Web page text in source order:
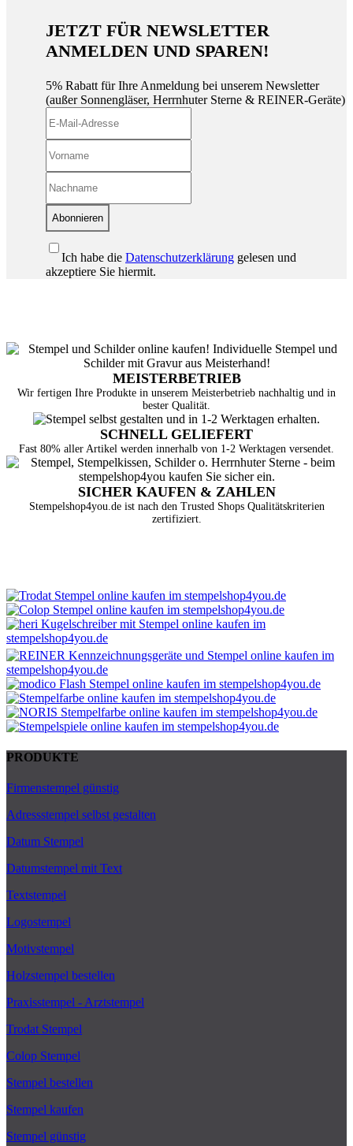
JETZT FÜR NEWSLETTER
ANMELDEN UND SPAREN!
5% Rabatt für Ihre Anmeldung bei unserem Newsletter
(außer Sonnengläser, Herrnhuter Sterne & REINER-Geräte)
Abonnieren
Ich habe die Datenschutzerklärung gelesen und
akzeptiere Sie hiermit.
MEISTERBETRIEB
Wir fertigen Ihre Produkte in unserem Meisterbetrieb nachhaltig und in
bester Qualität.
SCHNELL GELIEFERT
Fast 80% aller Artikel werden innerhalb von 1-2 Werktagen versendet.
SICHER KAUFEN & ZAHLEN
Stempelshop4you.de ist nach den Trusted Shops Qualitätskriterien
zertifiziert.
PRODUKTE
Firmenstempel günstig
Adressstempel selbst gestalten
Datum Stempel
Datumstempel mit Text
Textstempel
Logostempel
Motivstempel
Holzstempel bestellen
Praxisstempel - Arztstempel
Trodat Stempel
Colop Stempel
Stempel bestellen
Stempel kaufen
Stempel günstig